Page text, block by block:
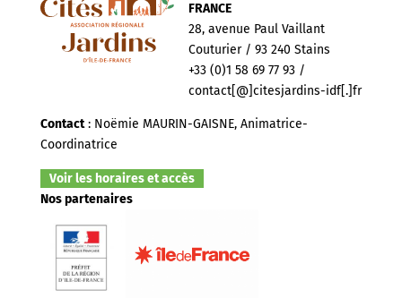
FRANCE
28, avenue Paul Vaillant
Couturier / 93 240 Stains
+33 (0)1 58 69 77 93 /
contact[@]citesjardins-idf[.]fr
Contact: Noëmie MAURIN-GAISNE, Animatrice-
Coordinatrice
Voir les horaires et accès
Nos partenaires